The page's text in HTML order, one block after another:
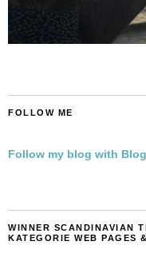
FOLLOW ME
Follow my blog with
WINNER SCANDINAVIAN
KATEGORIE WEB PAGES